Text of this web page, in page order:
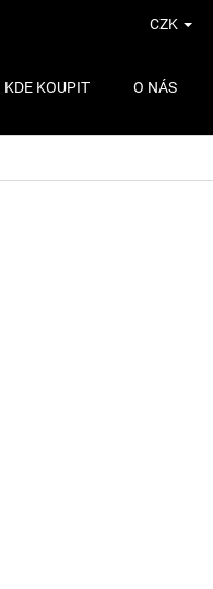
CZK
KDE KOUPIT O NÁS